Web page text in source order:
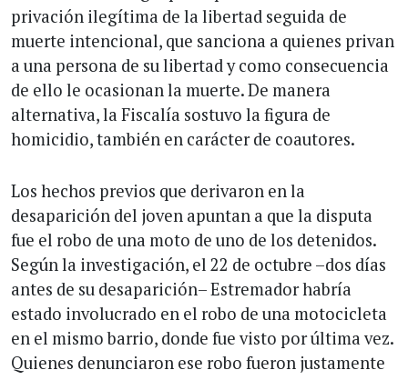
privación ilegítima de la libertad seguida de
muerte intencional, que sanciona a quienes privan
a una persona de su libertad y como consecuencia
de ello le ocasionan la muerte. De manera
alternativa, la Fiscalía sostuvo la figura de
homicidio, también en carácter de coautores.
Los hechos previos que derivaron en la
desaparición del joven apuntan a que la disputa
fue el robo de una moto de uno de los detenidos.
Según la investigación, el 22 de octubre –dos días
antes de su desaparición– Estremador habría
estado involucrado en el robo de una motocicleta
en el mismo barrio, donde fue visto por última vez.
Quienes denunciaron ese robo fueron justamente